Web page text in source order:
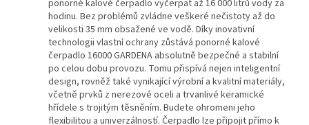
ponorné kalové čerpadlo vyčerpat až 16 000 litrů vody za
hodinu. Bez problémů zvládne veškeré nečistoty až do
velikosti 35 mm obsažené ve vodě. Díky inovativní
technologii vlastní ochrany zůstává ponorné kalové
čerpadlo 16000 GARDENA absolutně bezpečné a stabilní
po celou dobu provozu. Tomu přispívá nejen inteligentní
design, rovněž také vynikající výrobní a kvalitní materiály,
včetně prvků z nerezové oceli a trvanlivé keramické
hřídele s trojitým těsněním. Budete ohromeni jeho
flexibilitou a univerzálností. Čerpadlo lze připojit přímo k